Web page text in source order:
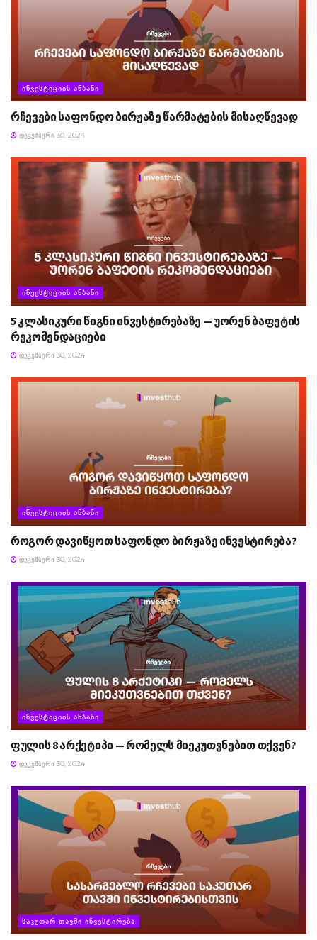
ᲘᲜᲕᲔᲡᲢᲘᲪᲘᲘᲡ ᲐᲜᲑᲐᲜᲘ
რჩევები საფონდო ბირჟაზე წარმატების მისაღწევად
ᲓᲔᲙᲔᲛᲑᲔᲠᲘ 30, 2024
ᲘᲜᲕᲔᲡᲢᲘᲪᲘᲘᲡ ᲐᲜᲑᲐᲜᲘ
5 კლასიკური წიგნი ინვესტირებაზე — უორენ ბაფეტის
რეკომენდაციები
ᲓᲔᲙᲔᲛᲑᲔᲠᲘ 30, 2024
ᲘᲜᲕᲔᲡᲢᲘᲪᲘᲘᲡ ᲐᲜᲑᲐᲜᲘ
როგორ დავიწყოთ საფონდო ბირჟაზე ინვესტირება?
ᲓᲔᲙᲔᲛᲑᲔᲠᲘ 30, 2024
ᲘᲜᲕᲔᲡᲢᲘᲪᲘᲘᲡ ᲐᲜᲑᲐᲜᲘ
ფულის 8 არქეტიპი — რომელს მიეკუთვნებით თქვენ?
ᲓᲔᲙᲔᲛᲑᲔᲠᲘ 30, 2024
ᲡᲐᲙᲣᲗᲐᲠ ᲗᲐᲕᲨᲘ ᲘᲜᲕᲔᲡᲢᲘᲠᲔᲑᲐ